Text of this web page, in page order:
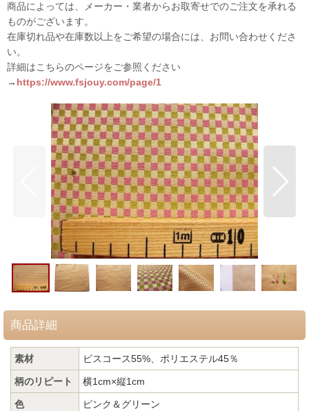
商品によっては、メーカー・業者からお取寄せでのご注文を承れる
ものがございます。
在庫切れ品や在庫数以上をご希望の場合には、お問い合わせくださ
い。
詳細はこちらのページをご参照ください
→ https://www.fsjouy.com/page/1
商品詳細
素材 ビスコース55%、ポリエステル45％
柄のリピート 横1cm×縦1cm
色 ピンク＆グリーン